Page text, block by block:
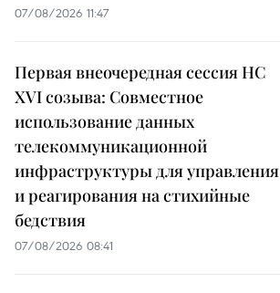
07/08/2026 11:47
Первая внеочередная сессия НС
XVI созыва: Совместное
использование данных
телекоммуникационной
инфраструктуры для управления
и реагирования на стихийные
бедствия
07/08/2026 08:41